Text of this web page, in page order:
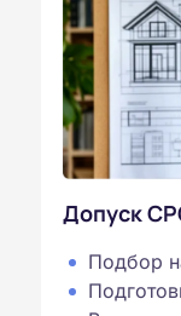
Допуск
Подбор